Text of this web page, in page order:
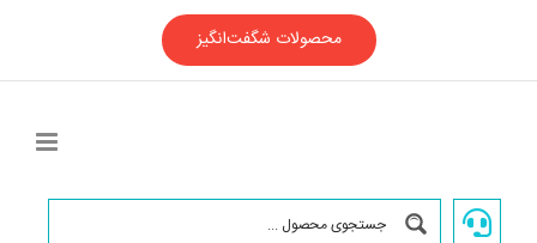
محصولات شگفت‌انگیز